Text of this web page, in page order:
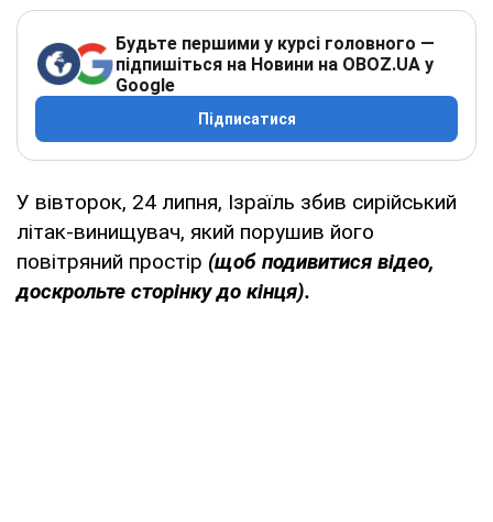
Будьте першими у курсі головного —
підпишіться на Новини на OBOZ.UA у
Google
Підписатися
У вівторок, 24 липня, Ізраїль збив сирійський
літак-винищувач, який порушив його
повітряний простір (щоб подивитися відео,
доскрольте сторінку до кінця).